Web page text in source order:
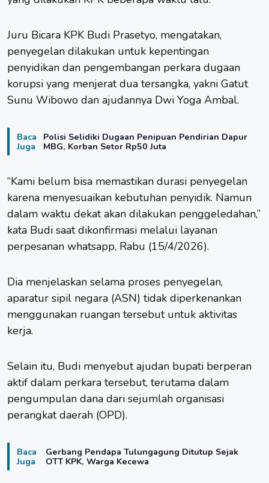
Juru Bicara KPK Budi Prasetyo, mengatakan,
penyegelan dilakukan untuk kepentingan
penyidikan dan pengembangan perkara dugaan
korupsi yang menjerat dua tersangka, yakni Gatut
Sunu Wibowo dan ajudannya Dwi Yoga Ambal.
Baca
Juga
Polisi Selidiki Dugaan Penipuan Pendirian Dapur
MBG, Korban Setor Rp50 Juta
“Kami belum bisa memastikan durasi penyegelan
karena menyesuaikan kebutuhan penyidik. Namun
dalam waktu dekat akan dilakukan penggeledahan,”
kata Budi saat dikonfirmasi melalui layanan
perpesanan whatsapp, Rabu (15/4/2026).
Dia menjelaskan selama proses penyegelan,
aparatur sipil negara (ASN) tidak diperkenankan
menggunakan ruangan tersebut untuk aktivitas
kerja.
Selain itu, Budi menyebut ajudan bupati berperan
aktif dalam perkara tersebut, terutama dalam
pengumpulan dana dari sejumlah organisasi
perangkat daerah (OPD).
Baca
Juga
Gerbang Pendapa Tulungagung Ditutup Sejak
OTT KPK, Warga Kecewa